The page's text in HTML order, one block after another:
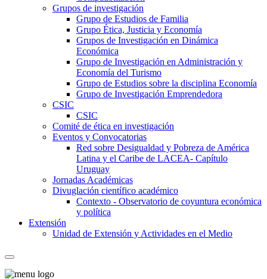
Grupos de investigación
Grupo de Estudios de Familia
Grupo Ética, Justicia y Economía
Grupos de Investigación en Dinámica
Económica
Grupo de Investigación en Administración y
Economía del Turismo
Grupo de Estudios sobre la disciplina Economía
Grupo de Investigación Emprendedora
CSIC
CSIC
Comité de ética en investigación
Eventos y Convocatorias
Red sobre Desigualdad y Pobreza de América
Latina y el Caribe de LACEA- Capítulo
Uruguay
Jornadas Académicas
Divuglación científico académico
Contexto - Observatorio de coyuntura económica
y política
Extensión
Unidad de Extensión y Actividades en el Medio